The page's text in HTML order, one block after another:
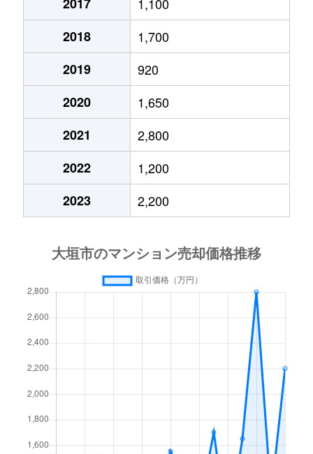
2018
1,700
2019
920
2020
1,650
2021
2,800
2022
1,200
2023
2,200